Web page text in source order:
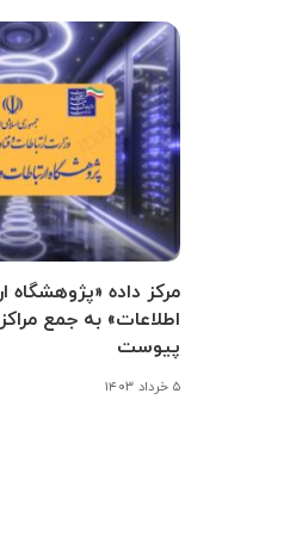
مرکز داده «پژوهشگاه
اطلاعات» به جمع
پیوست
۵ خرداد ۱۴۰۳